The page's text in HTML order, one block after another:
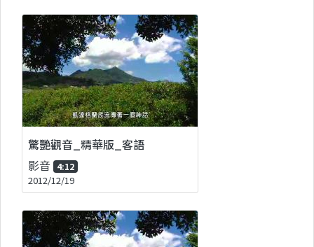
驚艷觀音_精華版_客語
影音 4:12
2012/12/19